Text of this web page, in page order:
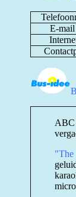
E-mail
ABC
"The